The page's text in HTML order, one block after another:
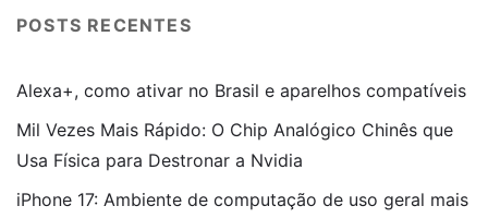
POSTS RECENTES
Alexa+, como ativar no Brasil e aparelhos compatíveis
Mil Vezes Mais Rápido: O Chip Analógico Chinês que
Usa Física para Destronar a Nvidia
iPhone 17: Ambiente de computação de uso geral mais